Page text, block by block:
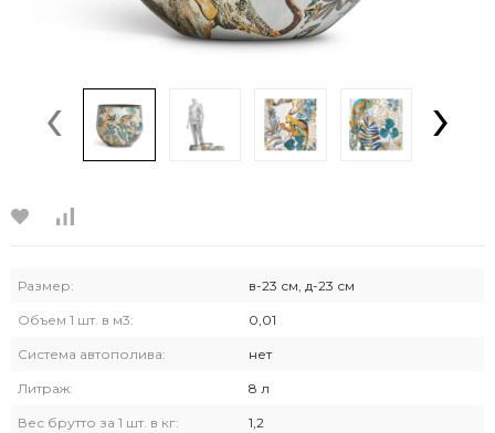
‹ ›
Размер: в-23 см, д-23 см
Объем 1 шт. в м3: 0,01
Система автополива: нет
Литраж: 8 л
Вес брутто за 1 шт. в кг: 1,2